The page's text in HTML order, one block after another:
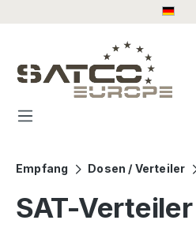
Zum Hauptinhalt springen
Empfang Dosen / Verteiler
SAT-